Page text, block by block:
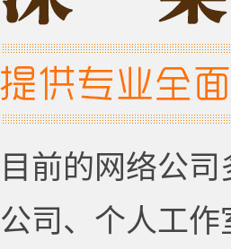
目前的网络公
公司、个人工